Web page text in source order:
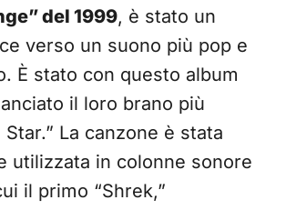
del 1999, è stato un
verso un suono più pop e
È stato con questo album
il loro brano più
Star.” La canzone è stata
utilizzata in colonne sonore
il primo “Shrek,”